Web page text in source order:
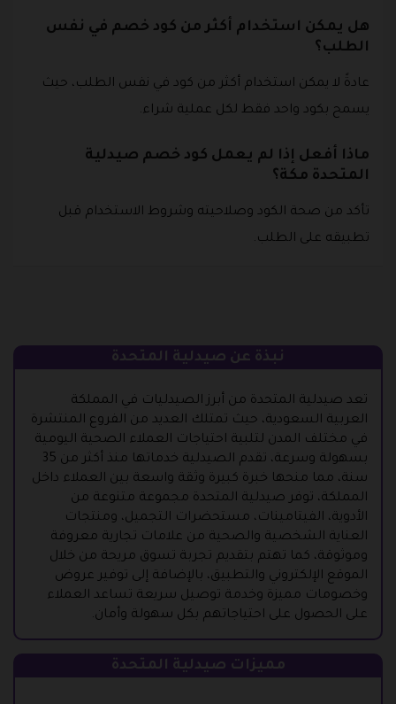
هل يمكن استخدام أكثر من كود خصم في نفس
الطلب؟
عادةً لا يمكن استخدام أكثر من كود في نفس الطلب، حيث
يسمح بكود واحد فقط لكل عملية شراء.
ماذا أفعل إذا لم يعمل كود خصم صيدلية
المتحدة مكة؟
تأكد من صحة الكود وصلاحيته وشروط الاستخدام قبل
تطبيقه على الطلب.
نبذة عن صيدلية المتحدة
تعد صيدلية المتحدة من أبرز الصيدليات في المملكة
العربية السعودية، حيث تمتلك العديد من الفروع المنتشرة
في مختلف المدن لتلبية احتياجات العملاء الصحية اليومية
بسهولة وسرعة، تقدم الصيدلية خدماتها منذ أكثر من 35
سنة، مما منحها خبرة كبيرة وثقة واسعة بين العملاء داخل
المملكة، توفر صيدلية المتحدة مجموعة متنوعة من
الأدوية، الفيتامينات، مستحضرات التجميل، ومنتجات
العناية الشخصية والصحية من علامات تجارية معروفة
وموثوقة، كما تهتم بتقديم تجربة تسوق مريحة من خلال
الموقع الإلكتروني والتطبيق، بالإضافة إلى توفير عروض
وخصومات مميزة وخدمة توصيل سريعة تساعد العملاء
على الحصول على احتياجاتهم بكل سهولة وأمان.
مميزات صيدلية المتحدة